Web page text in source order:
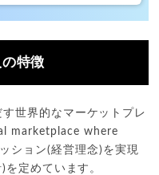
特徴
世界的なマーケットプレ
marketplace where
ション(経営理念)を実現
定めています。